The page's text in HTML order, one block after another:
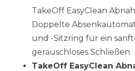
TakeOff EasyClean
Doppelte
und -Sitzring für ein
geräuschloses Schließen
TakeOff EasyClean